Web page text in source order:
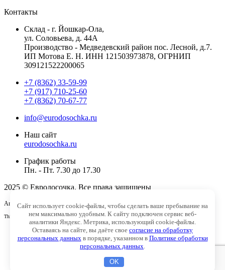
Контакты
Склад - г. Йошкар-Ола,
ул. Соловьева, д. 44А
Производство - Медведевский район пос. Лесной, д.7.
ИП Мотова Е. Н. ИНН 121503973878, ОГРНИП
309121522200065
+7 (8362) 33-59-99
+7 (917) 710-25-60
+7 (8362) 70-67-77
info@eurodosochka.ru
Наш сайт
eurodosochka.ru
График работы
Пн. - Пт. 7.30 до 17.30
2025 © Евродосочка. Все права защищены
Агентство интернет-маркетинга -SeoУслуга
This site is protected by reCAPTCHA and the GooglePrivacy PolicyandTerms of Serviceapply.
Главная
Доставка
Политика конфиденциальности
Сайт использует cookie-файлы, чтобы сделать ваше пребывание на
нем максимально удобным. К cайту подключен сервис веб-
аналитики Яндекс. Метрика, использующий cookie-файлы.
Оставаясь на сайте, вы даёте свое согласие на обработку
персональных данных в порядке, указанном в Политике обработки
персональных данных
OK